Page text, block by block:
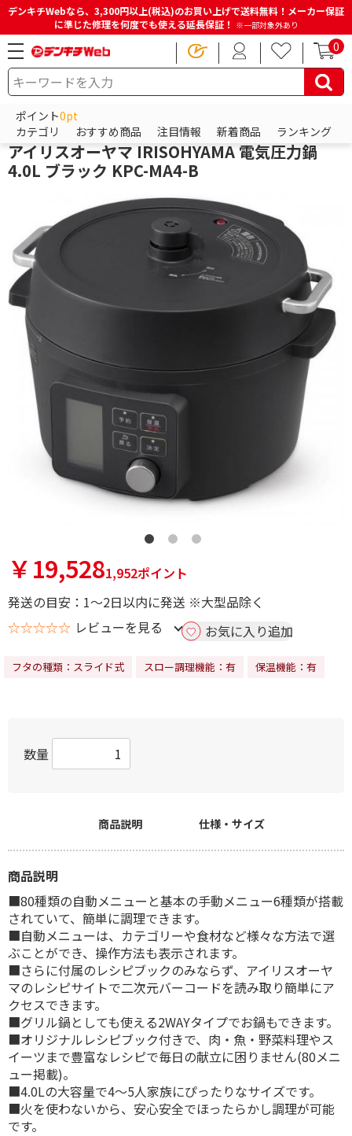
デンキチWebなら、3,300円以上(税込)のお買い上げで送料無料！メーカー保証
に準じた修理を何度でも使える延長保証！ ※一部対象外あり
0
ポイント0pt
カテゴリ
おすすめ商品 注目情報 新着商品 ランキング
HOME 商品一覧ページ キッチン・調理家電
アイリスオーヤマ
アイリスオーヤマ IRISOHYAMA 電気圧力鍋
4.0L ブラック KPC-MA4-B
￥19,5281,952ポイント
発送の目安：1～2日以内に発送 ※大型品除く
☆☆☆☆☆ レビューを見る お気に入り追加
フタの種類：スライド式 スロー調理機能：有 保温機能：有
数量
商品説明 仕様・サイズ
商品説明
■80種類の自動メニューと基本の手動メニュー6種類が搭載
されていて、簡単に調理できます。
■自動メニューは、カテゴリーや食材など様々な方法で選
ぶことができ、操作方法も表示されます。
■さらに付属のレシピブックのみならず、アイリスオーヤ
マのレシピサイトで二次元バーコードを読み取り簡単にア
クセスできます。
■グリル鍋としても使える2WAYタイプでお鍋もできます。
■オリジナルレシピブック付きで、肉・魚・野菜料理やス
イーツまで豊富なレシピで毎日の献立に困りません(80メニ
ュー掲載)。
■4.0Lの大容量で4〜5人家族にぴったりなサイズです。
■火を使わないから、安心安全でほったらかし調理が可能
です。